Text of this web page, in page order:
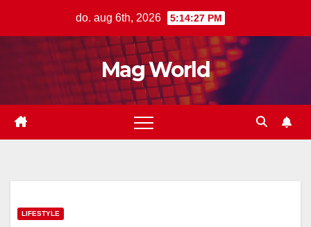
do. aug 6th, 2026 5:14:28 PM
Mag World
LIFESTYLE